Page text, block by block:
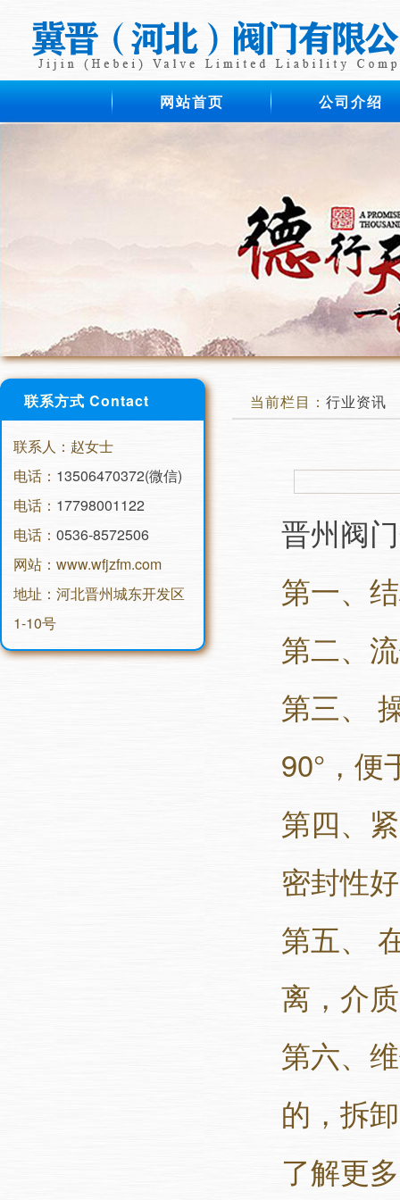
网站首页 公司介绍
联系方式 Contact
联系人：赵女士
电话： 13506470372(微信)
电话： 17798001122
电话： 0536-8572506
网站：www.wfjzfm.com
地址：河北晋州城东开发区
1-10号
当前栏目： 行业资讯
晋州阀门
第一、
第二、
第三、
90°，便
第四、
密封性
第五、
离，介
第六、
的，拆
了解更